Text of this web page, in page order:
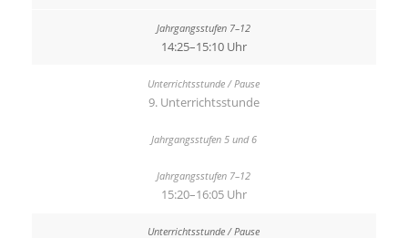
14:25–15:10 Uhr
9. Unterrichtsstunde
15:20–16:05 Uhr